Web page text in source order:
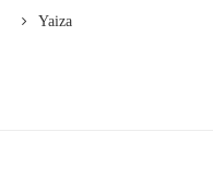
Yaiza